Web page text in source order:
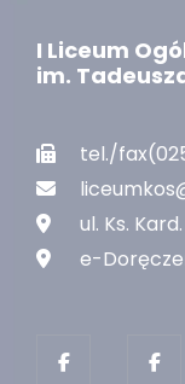
I Liceum
im.
tel./
ul. Ks.
e-